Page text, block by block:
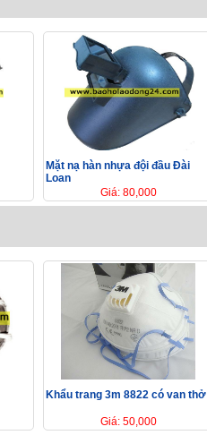
Mặt nạ hàn nhựa đội đầu Đài
Loan
Giá: 80,000
Khẩu trang 3m 8822 có van thở
Giá: 50,000